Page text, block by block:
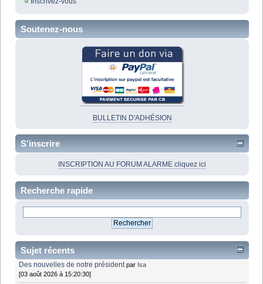
Soutenez-nous
BULLETIN D'ADHÉSION
S'inscrire
INSCRIPTION AU FORUM ALARME cliquez ici
Recherche rapide
Sujet récents
Des nouvelles de notre président par Isa
[03 août 2026 à 15:20:30]